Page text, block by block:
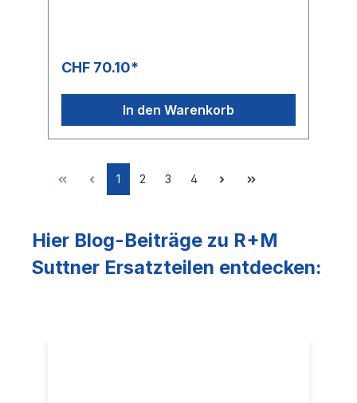
CHF 70.10*
In den Warenkorb
1 2 3 4
Hier Blog-Beiträge zu R+M
Suttner Ersatzteilen entdecken: